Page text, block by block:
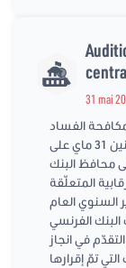
31 mai
الفساد
ومراقبة التصرف في المال العام الإداري يوم الإثنين 31 ماي على
محافظ البنك
المتعلّقة
السنوي العام
البنك الفرنسي
في انجاز